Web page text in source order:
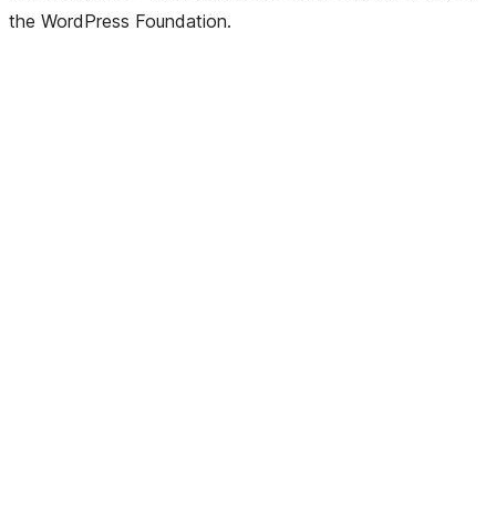
the WordPress Foundation.